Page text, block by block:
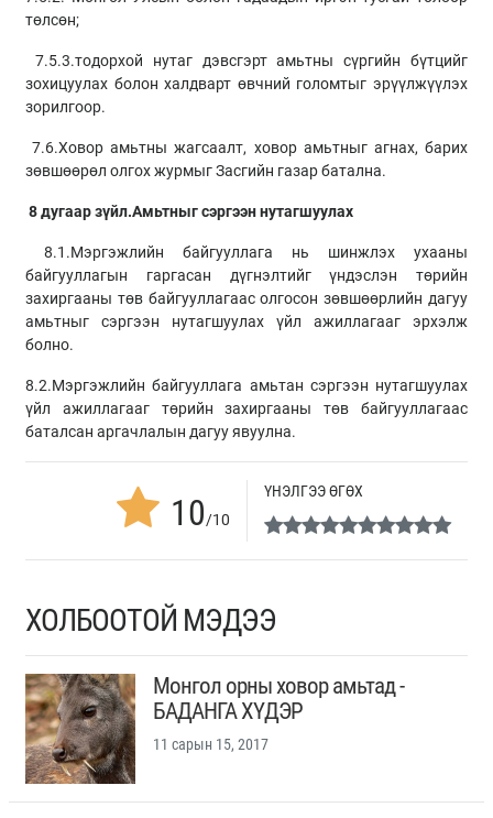
төлсөн;
7.5.3.тодорхой нутаг дэвсгэрт амьтны сүргийн бүтцийг
зохицуулах болон халдварт өвчний голомтыг эрүүлжүүлэх
зорилгоор.
7.6.Ховор амьтны жагсаалт, ховор амьтныг агнах, барих
зөвшөөрөл олгох журмыг Засгийн газар батална.
8 дугаар зүйл.Амьтныг сэргээн нутагшуулах
8.1.Мэргэжлийн байгууллага нь шинжлэх ухааны
байгууллагын гаргасан дүгнэлтийг үндэслэн төрийн
захиргааны төв байгууллагаас олгосон зөвшөөрлийн дагуу
амьтныг сэргээн нутагшуулах үйл ажиллагааг эрхэлж
болно.
8.2.Мэргэжлийн байгууллага амьтан сэргээн нутагшуулах
үйл ажиллагааг төрийн захиргааны төв байгууллагаас
баталсан аргачлалын дагуу явуулна.
10/10
ҮНЭЛГЭЭ ӨГӨХ
ХОЛБООТОЙ МЭДЭЭ
Монгол орны ховор амьтад -
БАДАНГА ХҮДЭР
11 сарын 15, 2017